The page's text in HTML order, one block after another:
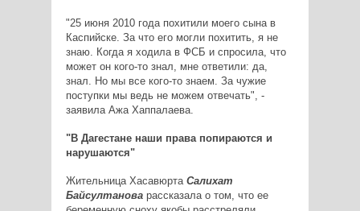
"25 июня 2010 года похитили моего сына в
Каспийске. За что его могли похитить, я не
знаю. Когда я ходила в ФСБ и спросила, что
может он кого-то знал, мне ответили: да,
знал. Но мы все кого-то знаем. За чужие
поступки мы ведь не можем отвечать", -
заявила Ажа Хаппалаева.
"В Дагестане наши права попираются и
нарушаются"
Жительница Хасавюрта Салихат
Байсултановарассказала о том, что ее